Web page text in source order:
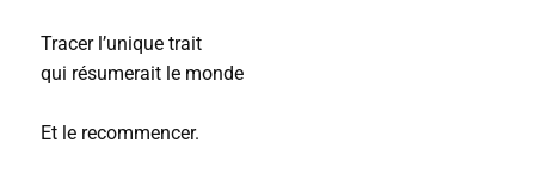
Tracer l’unique trait
qui résumerait le monde
Et le recommencer.